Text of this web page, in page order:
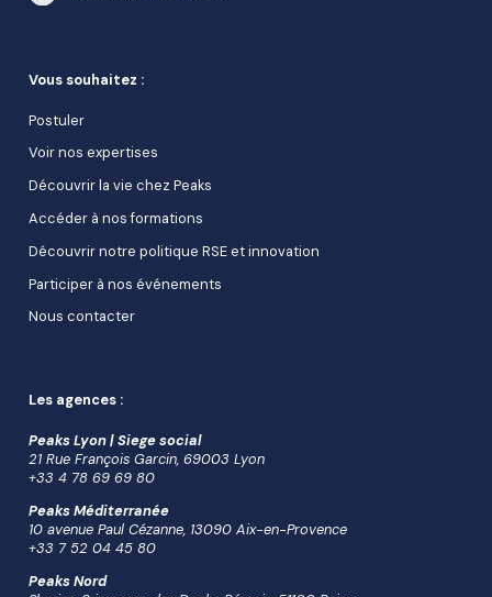
Vous souhaitez :
Postuler
Voir nos expertises
Découvrir la vie chez Peaks
Accéder à nos formations
Découvrir notre politique RSE et innovation
Participer à nos événements
Nous contacter
Les agences :
Peaks Lyon | Siege social
21 Rue François Garcin, 69003 Lyon
+33 4 78 69 69 80
Peaks Méditerranée
10 avenue Paul Cézanne, 13090 Aix-en-Provence
+33 7 52 04 45 80
Peaks Nord